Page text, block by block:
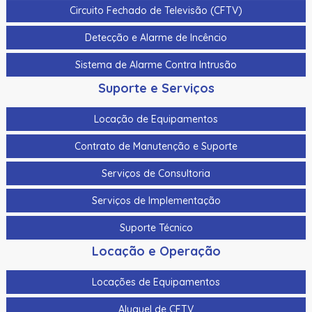
Cabo Para Cameras Mobile 4 Metros Hikvision Ds-
Cadastrador De Cartoes Hikvision Ds-K1F100-D8E Dupla
Frequencia 125Khz (Em) E 13,56Mhz (Mifare)
Cadastrador Impressao Digital Hikvision Ds-K1F820-F
Cartao De Memoria Hikvision Hs-Tf-H1I 32G
Cartao De Proximidade Rfid Hikvision Ds-K7M101-E0 Freq.
Cartao De Proximidade Rfid Hikvision Ds-Kem125 Em
Cartao De Proximidade Rfid Hikvision Fm11Rf08-M1 Mifare
Cartao De Proximidade Rfid Hikvision Frequencia Dupla
Mifare 13,56Mhz E Em 125Khz Em Pvc
Circuito Fechado de Televisão (CFTV)
Detecção e Alarme de Incêncio
Sistema de Alarme Contra Intrusão
Suporte e Serviços
Locação de Equipamentos
Contrato de Manutenção e Suporte
Serviços de Consultoria
Serviços de Implementação
Suporte Técnico
Locação e Operação
Locações de Equipamentos
Aluguel de CFTV